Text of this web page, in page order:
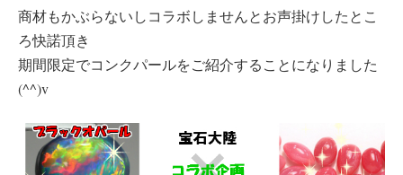
商材もかぶらないしコラボしませんとお声掛けしたとこ
ろ快諾頂き
期間限定でコンクパールをご紹介することになりました
(^^)v